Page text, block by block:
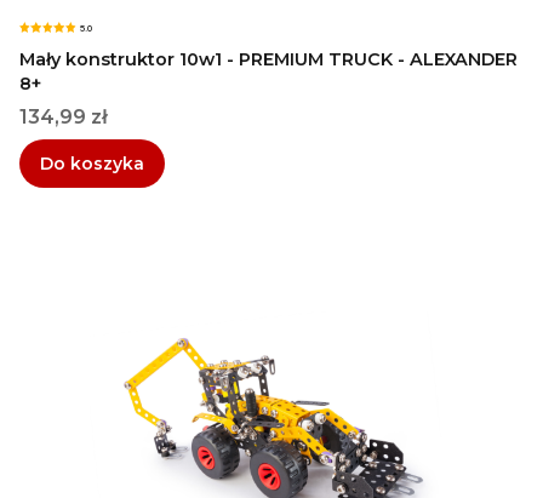
5.0
Mały konstruktor 10w1 - PREMIUM TRUCK - ALEXANDER
8+
Cena
134,99 zł
Do koszyka